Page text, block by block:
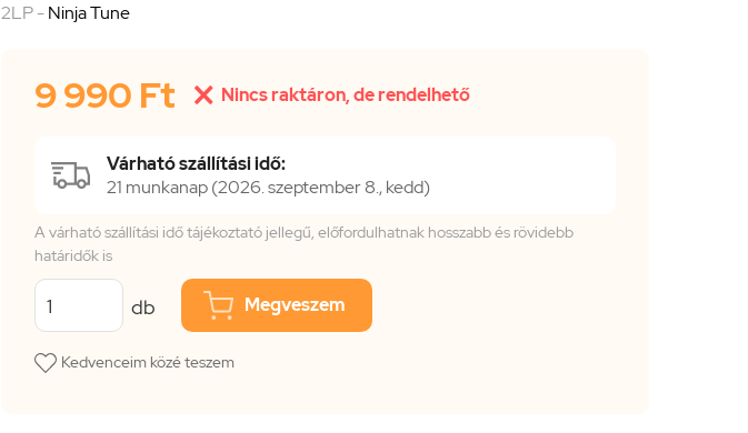
2LP -Ninja Tune
9 990 Ft  Nincs raktáron, de rendelhető
Várható szállítási idő:
21 munkanap (2026. szeptember 8., kedd)
A várható szállítási idő tájékoztató jellegű, előfordulhatnak hosszabb és rövidebb
határidők is
db Megveszem
Kedvenceim közé teszem